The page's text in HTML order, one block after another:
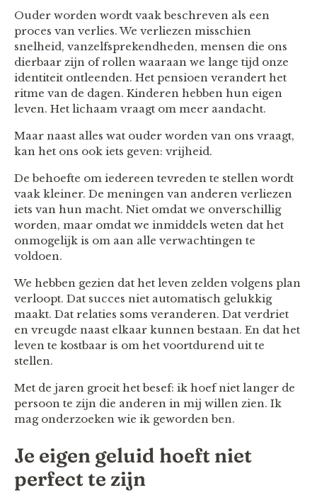
Ouder worden wordt vaak beschreven als een
proces van verlies. We verliezen misschien
snelheid, vanzelfsprekendheden, mensen die ons
dierbaar zijn of rollen waaraan we lange tijd onze
identiteit ontleenden. Het pensioen verandert het
ritme van de dagen. Kinderen hebben hun eigen
leven. Het lichaam vraagt om meer aandacht.
Maar naast alles wat ouder worden van ons vraagt,
kan het ons ook iets geven: vrijheid.
De behoefte om iedereen tevreden te stellen wordt
vaak kleiner. De meningen van anderen verliezen
iets van hun macht. Niet omdat we onverschillig
worden, maar omdat we inmiddels weten dat het
onmogelijk is om aan alle verwachtingen te
voldoen.
We hebben gezien dat het leven zelden volgens plan
verloopt. Dat succes niet automatisch gelukkig
maakt. Dat relaties soms veranderen. Dat verdriet
en vreugde naast elkaar kunnen bestaan. En dat het
leven te kostbaar is om het voortdurend uit te
stellen.
Met de jaren groeit het besef: ik hoef niet langer de
persoon te zijn die anderen in mij willen zien. Ik
mag onderzoeken wie ik geworden ben.
Je eigen geluid hoeft niet
perfect te zijn